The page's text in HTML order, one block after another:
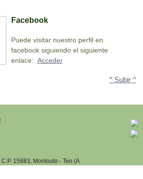
Facebook
Puede visitar nuestro perfil en
facebook siguiendo el siguiente
enlace: Acceder
^ Subir ^
15883, Montouto - Teo (A